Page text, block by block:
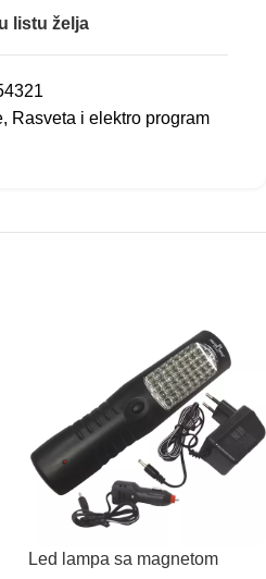
listu želja
, Rasveta i elektro program
Led lampa sa magnetom